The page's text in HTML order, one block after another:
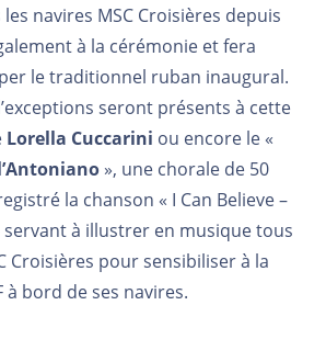
navires MSC Croisières depuis
à la cérémonie et fera
le traditionnel ruban inaugural.
seront présents à cette
Lorella Cuccarini ou encore le «
», une chorale de 50
la chanson « I Can Believe –
servant à illustrer en musique tous
Croisières pour sensibiliser à la
à bord de ses navires.